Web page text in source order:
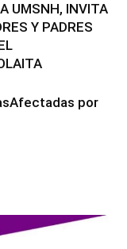
UMSNH, INVITA
Y PADRES
por